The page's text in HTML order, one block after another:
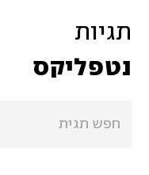
תגיות
נטפליקס